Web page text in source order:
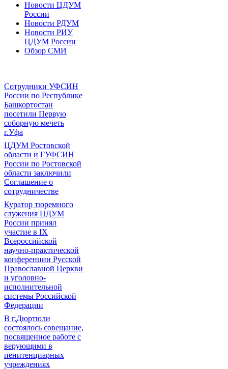
Новости ЦДУМ
России
Новости РДУМ
Новости РИУ
ЦДУМ России
Обзор СМИ
Сотрудники УФСИН
России по Республике
Башкортостан
посетили Первую
соборную мечеть
г.Уфа
ЦДУМ Ростовской
области и ГУФСИН
России по Ростовской
области заключили
Соглашение о
сотрудничестве
Куратор тюремного
служения ЦДУМ
России принял
участие в IX
Всероссийской
научно-практической
конференции Русской
Православной Церкви
и уголовно-
исполнительной
системы Российской
Федерации
В г.Дюртюли
состоялось совещание,
посвященное работе с
верующими в
пенитенциарных
учреждениях